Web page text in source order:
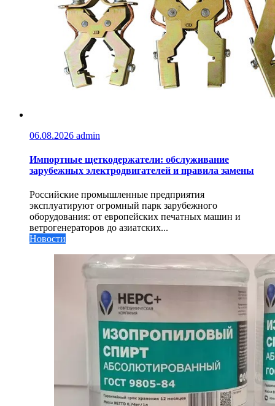
06.08.2026 admin
Импортные щеткодержатели: обслуживание
зарубежных электродвигателей и правила замены
Российские промышленные предприятия
эксплуатируют огромный парк зарубежного
оборудования: от европейских печатных машин и
ветрогенераторов до азиатских...
Новости